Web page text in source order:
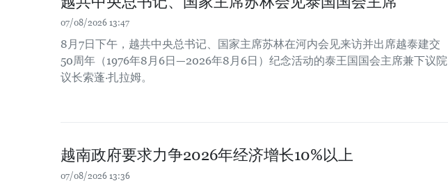
07/08/2026 13:47
8月7日下午，越共中央总书记、国家主席苏林在河内会见来访并出席越泰建交
50周年（1976年8月6日—2026年8月6日）纪念活动的泰王国国会主席兼下议院
议长索蓬·扎拉姆。
越南政府要求力争2026年经济增长10%以上
07/08/2026 13:36